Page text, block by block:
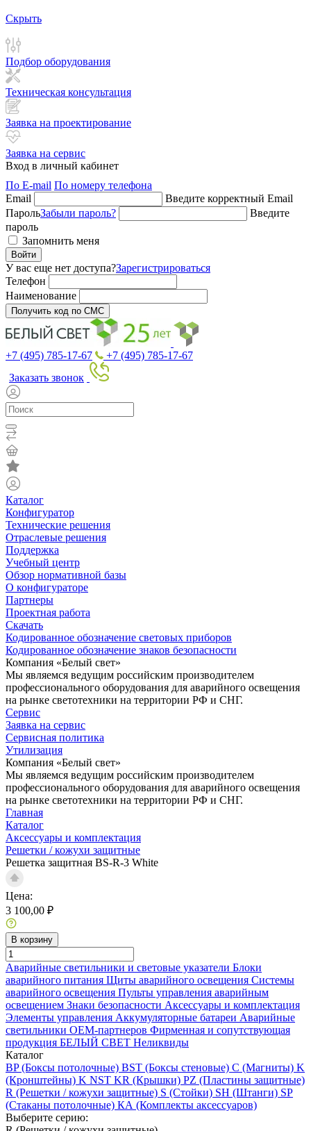
Скрыть
Подбор оборудования
Техническая консультация
Заявка на проектирование
Заявка на сервис
Вход в личный кабинет
По E-mail По номеру телефона
Email
Введите корректный Email
ПарольЗабыли пароль?
Введите
пароль
Запомнить меня
Войти
У вас еще нет доступа?Зарегистрироваться
Телефон
Наименование
Получить код по СМС
+7 (495) 785-17-67
+7 (495) 785-17-67
Заказать звонок
Каталог
Конфигуратор
Технические решения
Отраслевые решения
Поддержка
Учебный центр
Обзор нормативной базы
О конфигураторе
Партнеры
Проектная работа
Скачать
Кодированное обозначение световых приборов
Кодированное обозначение знаков безопасности
Компания «Белый свет»
Мы являемся ведущим российским производителем
профессионального оборудования для аварийного освещения
на рынке светотехники на территории РФ и СНГ.
Сервис
Заявка на сервис
Сервисная политика
Утилизация
Компания «Белый свет»
Мы являемся ведущим российским производителем
профессионального оборудования для аварийного освещения
на рынке светотехники на территории РФ и СНГ.
Главная
Каталог
Аксессуары и комплектация
Решетки / кожухи защитные
Решетка защитная BS-R-3 White
Цена:
3 100,00 ₽
В корзину
Аварийные светильники и световые указатели Блоки
аварийного питания Щиты аварийного освещения Системы
аварийного освещения Пульты управления аварийным
освещением Знаки безопасности Аксессуары и комплектация
Элементы управления Аккумуляторные батареи Аварийные
светильники ОЕМ-партнеров Фирменная и сопутствующая
продукция БЕЛЫЙ СВЕТ Неликвиды
Каталог
BP (Боксы потолочные) BST (Боксы стеновые) C (Магниты) K
(Кронштейны) K NST KR (Крышки) PZ (Пластины защитные)
R (Решетки / кожухи защитные) S (Стойки) SH (Штанги) SP
(Стаканы потолочные) КА (Комплекты аксессуаров)
Выберите серию: